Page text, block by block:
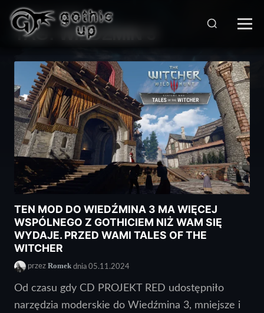
STRONA GŁÓWNA >
TAG: WIEDŹMIN 3
TEN MOD DO WIEDŹMINA 3 MA WIĘCEJ
WSPÓLNEGO Z GOTHICIEM NIŻ WAM SIĘ
WYDAJE. PRZED WAMI TALES OF THE
WITCHER
przez Romek dnia 05.11.2024
Od czasu gdy CD PROJEKT RED udostępniło
narzędzia moderskie do Wiedźmina 3, mniejsze i